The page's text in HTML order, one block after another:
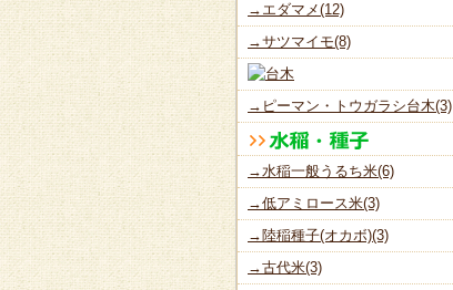
→エダマメ(12)
→サツマイモ(8)
→ピーマン・トウガラシ台木(3)
→水稲一般うるち米(6)
→低アミロース米(3)
→陸稲種子(オカボ)(3)
→古代米(3)